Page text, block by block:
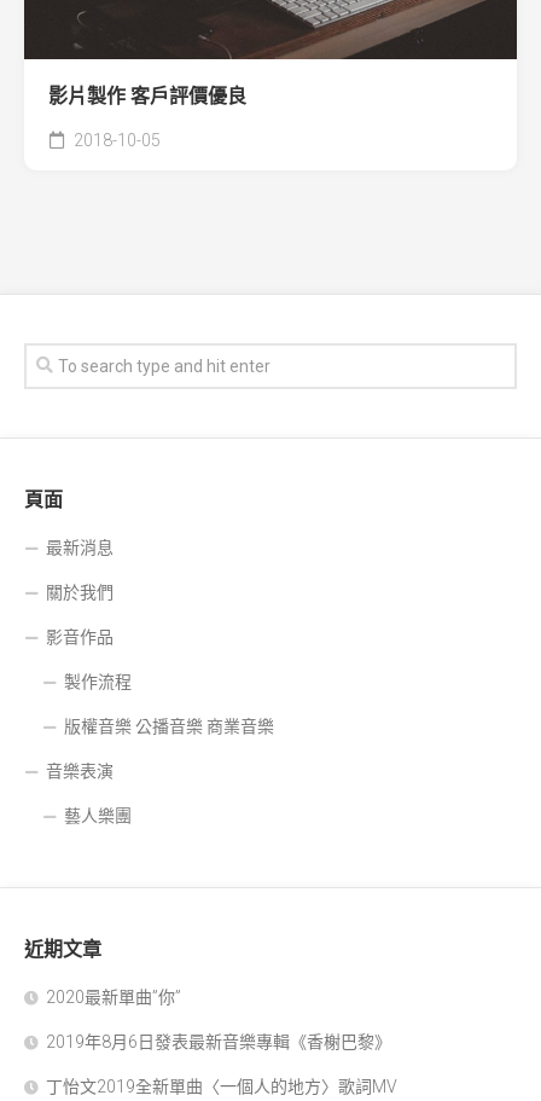
影片製作 客戶評價優良
2018-10-05
頁面
最新消息
關於我們
影音作品
製作流程
版權音樂 公播音樂 商業音樂
音樂表演
藝人樂團
近期文章
2020最新單曲”你”
2019年8月6日發表最新音樂專輯《香榭巴黎》
丁怡文2019全新單曲〈一個人的地方〉歌詞MV